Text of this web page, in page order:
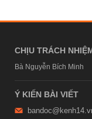
CHỊU TRÁCH
Bà Nguyễn Bích Minh
Ý KIẾN BÀI VIẾT